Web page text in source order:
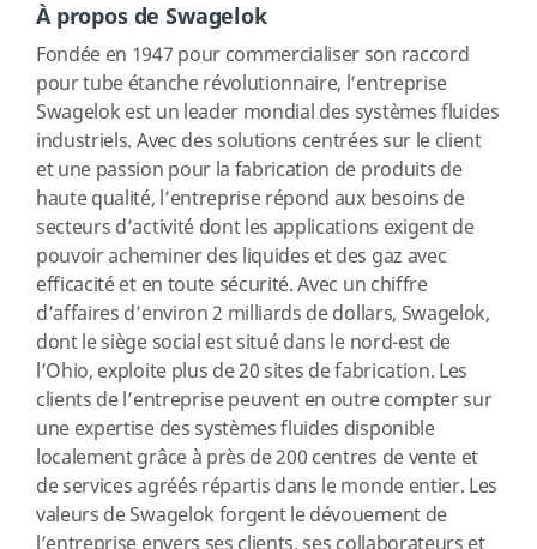
À propos de Swagelok
Fondée en 1947 pour commercialiser son raccord
pour tube étanche révolutionnaire, l’entreprise
Swagelok est un leader mondial des systèmes fluides
industriels. Avec des solutions centrées sur le client
et une passion pour la fabrication de produits de
haute qualité, l’entreprise répond aux besoins de
secteurs d’activité dont les applications exigent de
pouvoir acheminer des liquides et des gaz avec
efficacité et en toute sécurité. Avec un chiffre
d’affaires d’environ 2 milliards de dollars, Swagelok,
dont le siège social est situé dans le nord-est de
l’Ohio, exploite plus de 20 sites de fabrication. Les
clients de l’entreprise peuvent en outre compter sur
une expertise des systèmes fluides disponible
localement grâce à près de 200 centres de vente et
de services agréés répartis dans le monde entier. Les
valeurs de Swagelok forgent le dévouement de